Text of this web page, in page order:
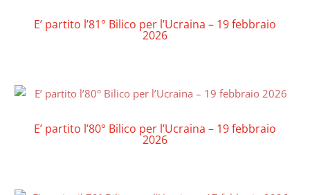
E’ partito l’81° Bilico per l’Ucraina – 19 febbraio
2026
E’ partito l’80° Bilico per l’Ucraina – 19 febbraio
2026